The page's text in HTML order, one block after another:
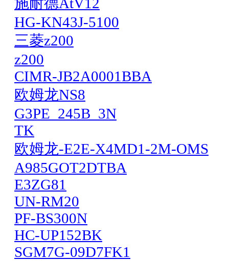
HG-KN43J-5100
三菱z200
z200
CIMR-JB2A0001BBA
欧姆龙NS8
G3PE_245B_3N
TK
欧姆龙-E2E-X4MD1-2M-OMS
A985GOT2DTBA
E3ZG81
UN-RM20
PF-BS300N
HC-UP152BK
SGM7G-09D7FK1